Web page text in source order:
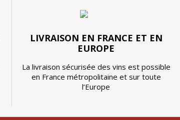
LIVRAISON EN FRANCE ET EN
EUROPE
La livraison sécurisée des vins est possible
en France métropolitaine et sur toute
l’Europe